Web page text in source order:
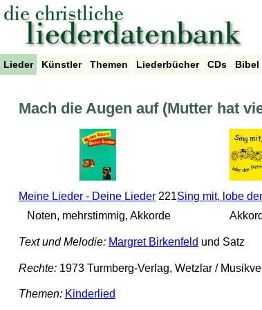
Lieder Künstler Themen Liederbücher CDs Bibel
Mach die Augen auf (Mutter hat
Meine Lieder - Deine Lieder221
Noten, mehrstimmig, Akkorde
Sing mit, lobe
Text und Melodie: Margret Birkenfeld und Satz
Rechte:1973 Turmberg-Verlag, Wetzlar /
Themen: Kinderlied